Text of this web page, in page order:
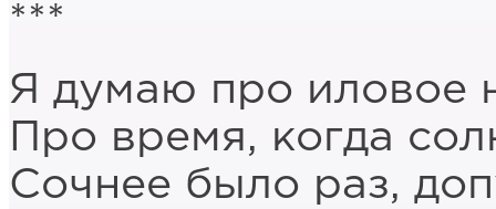
***
Я думаю про иловое
Про время, когда
Сочнее было раз,